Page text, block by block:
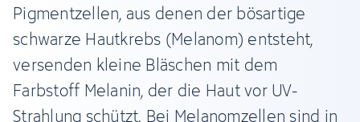
Pigmentzellen, aus denen der bösartige
schwarze Hautkrebs (Melanom) entsteht,
versenden kleine Bläschen mit dem
Farbstoff Melanin, der die Haut vor UV-
Strahlung schützt. Bei Melanomzellen sind in